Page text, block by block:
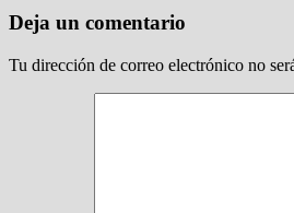
Deja un comentario
Tu dirección de correo electrónico no